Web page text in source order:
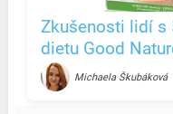
Zkušenosti lidí s
dietu Good
vede?Michaela Škubáková